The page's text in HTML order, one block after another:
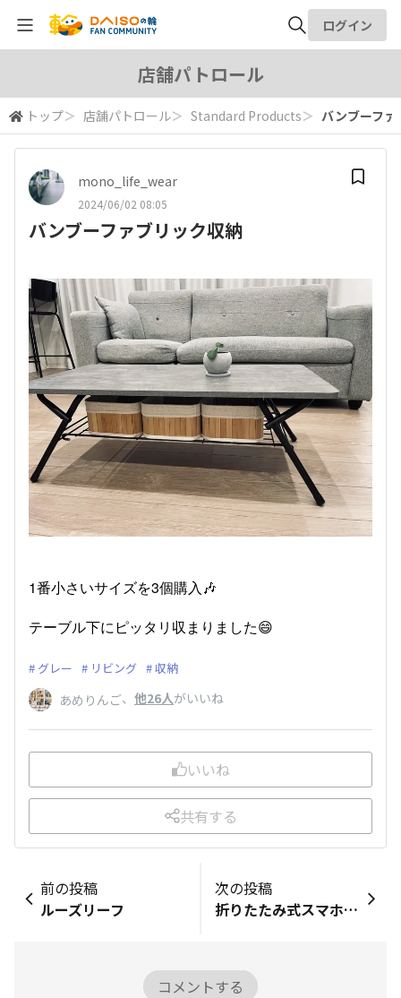
検索
ログイン
店舗パトロール
トップ＞ 店舗パトロール＞ Standard Products＞ バンブーフ
mono_life_wear
2024/06/02 08:05
バンブーファブリック収納
1番小さいサイズを3個購入🎶
テーブル下にピッタリ収まりました😄
グレー リビング 収納
あめりんご、 他26人がいいね
いいね
共有する
前の投稿
ルーズリーフ
次の投稿
折りたたみ式スマホスタンド
コメントする